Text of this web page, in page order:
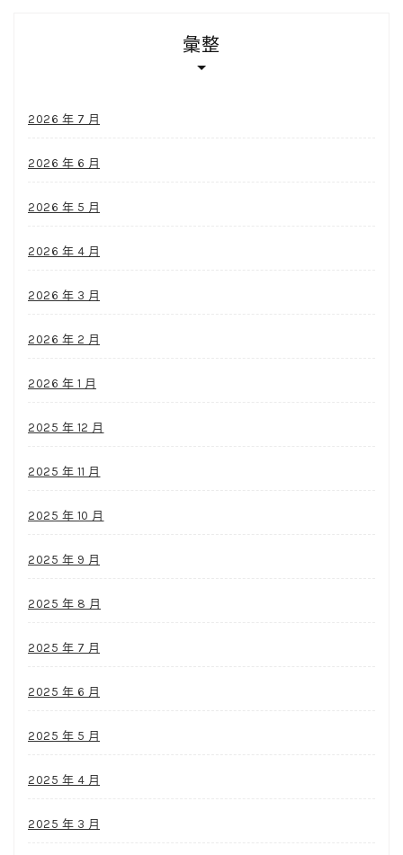
彙整
2026 年 7 月
2026 年 6 月
2026 年 5 月
2026 年 4 月
2026 年 3 月
2026 年 2 月
2026 年 1 月
2025 年 12 月
2025 年 11 月
2025 年 10 月
2025 年 9 月
2025 年 8 月
2025 年 7 月
2025 年 6 月
2025 年 5 月
2025 年 4 月
2025 年 3 月